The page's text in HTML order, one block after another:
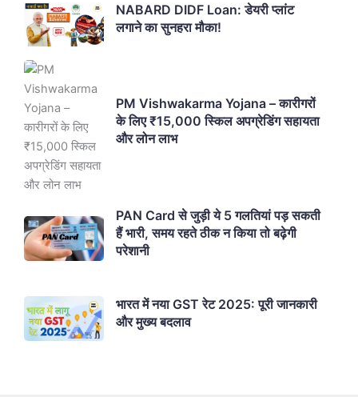
NABARD DIDF Loan: डेयरी प्लांट
लगाने का सुनहरा मौका!
PM Vishwakarma Yojana – कारीगरों
के लिए ₹15,000 स्किल अपग्रेडिंग सहायता
और लोन लाभ
PAN Card से जुड़ी ये 5 गलतियां पड़ सकती
हैं भारी, समय रहते ठीक न किया तो बढ़ेगी
परेशानी
भारत में नया GST रेट 2025: पूरी जानकारी
और मुख्य बदलाव